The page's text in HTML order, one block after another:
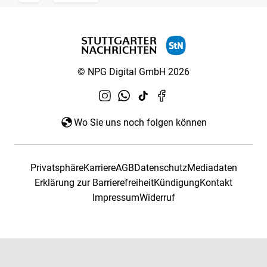
© NPG Digital GmbH 2026
Wo Sie uns noch folgen können
PrivatsphäreKarriereAGBDatenschutzMediadaten
Erklärung zur BarrierefreiheitKündigungKontakt
ImpressumWiderruf